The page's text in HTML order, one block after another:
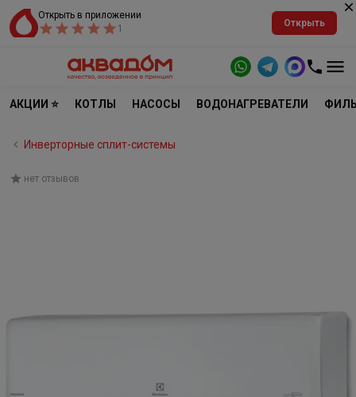
Открыть в приложении
1
Открыть
АКЦИИ ⭐ КОТЛЫ НАСОСЫ ВОДОНАГРЕВАТЕЛИ
Инверторные сплит-системы
нет отзывов